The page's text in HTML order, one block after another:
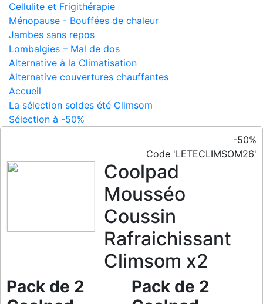
Cellulite et Frigithérapie
Ménopause - Bouffées de chaleur
Jambes sans repos
Lombalgies – Mal de dos
Alternative à la Climatisation
Alternative couvertures chauffantes
Accueil
La sélection soldes été Climsom
Sélection à -50%
-50%
Code 'LETECLIMSOM26'
Coolpad
Mousséo
Coussin
Rafraichissant
Climsom x2
Pack de 2
Pack de 2